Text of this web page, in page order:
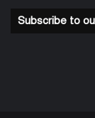
Subscribe to